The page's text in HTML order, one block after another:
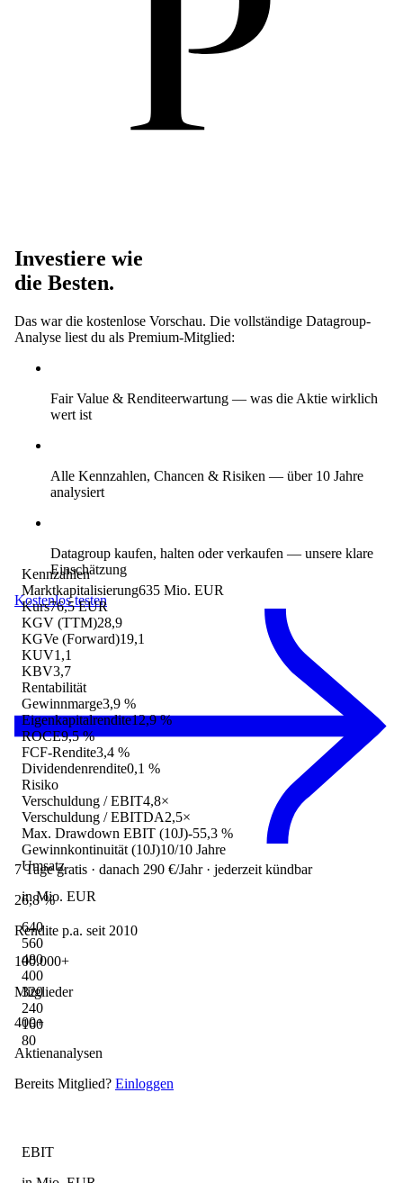
Kennzahlen
Marktkapitalisierung635 Mio. EUR
Kurs76,5 EUR
KGV (TTM)28,9
KGVe (Forward)19,1
KUV1,1
KBV3,7
Rentabilität
Gewinnmarge3,9 %
Eigenkapitalrendite12,9 %
ROCE9,5 %
FCF-Rendite3,4 %
Dividendenrendite0,1 %
Risiko
Verschuldung / EBIT4,8×
Verschuldung / EBITDA2,5×
Max. Drawdown EBIT (10J)-55,3 %
Gewinnkontinuität (10J)10/10 Jahre
Umsatz
in Mio. EUR
640
560
480
400
320
240
160
80
EBIT
Investiere wie
die Besten.
Das war die kostenlose Vorschau. Die vollständige Datagroup-
Analyse liest du als Premium-Mitglied:
Fair Value & Renditeerwartung — was die Aktie wirklich
wert ist
Alle Kennzahlen, Chancen & Risiken — über 10 Jahre
analysiert
Datagroup kaufen, halten oder verkaufen — unsere klare
Einschätzung
Kostenlos testen
7 Tage gratis · danach 290 €/Jahr · jederzeit kündbar
26,8 %
Rendite p.a. seit 2010
100.000+
Mitglieder
400+
Aktienanalysen
Bereits Mitglied? Einloggen